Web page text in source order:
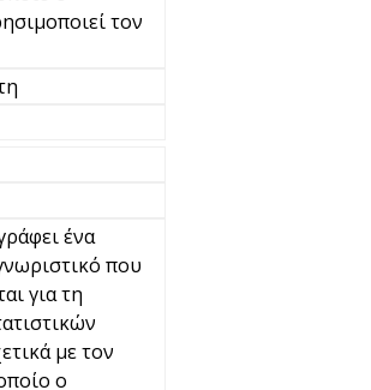
τον
ένα
που
για τη
με τον
ο